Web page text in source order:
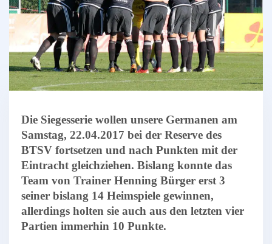
Die Siegesserie wollen unsere Germanen am
Samstag, 22.04.2017 bei der Reserve des
BTSV fortsetzen und nach Punkten mit der
Eintracht gleichziehen. Bislang konnte das
Team von Trainer Henning Bürger erst 3
seiner bislang 14 Heimspiele gewinnen,
allerdings holten sie auch aus den letzten vier
Partien immerhin 10 Punkte.